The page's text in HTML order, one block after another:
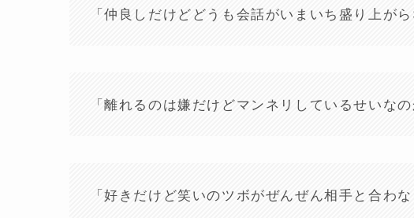
「仲良しだけどどうも会話がいまいち盛り上がら
「離れるのは嫌だけどマンネリしているせいな
「好きだけど笑いのツボがぜんぜん相手と合わ